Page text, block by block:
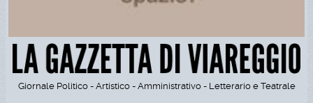
Giornale Politico - Artistico - Amministrativo - Letterario e Teatrale